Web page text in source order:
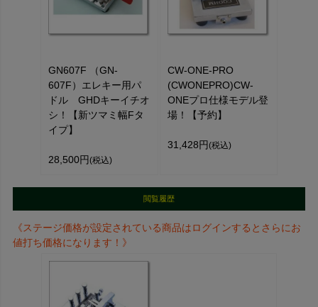
GN607F （GN-
607F）エレキー用パ
ドル GHDキーイチオ
シ！【新ツマミ幅Fタ
イプ】
28,500円 (税込)
CW-ONE-PRO
(CWONEPRO)CW-
ONEプロ仕様モデル登
場！【予約】
31,428円 (税込)
閲覧履歴
《ステージ価格が設定されている商品はログインするとさらにお
値打ち価格になります！》